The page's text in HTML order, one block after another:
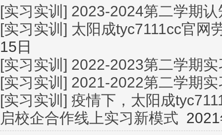
[实习实训] 2023-2024第二学期
[实习实训] 太阳成tyc7111cc官网
15日
[实习实训] 2022-2023第二学期
[实习实训] 2021-2022第二学期
[实习实训] 疫情下，太阳成
启校企合作线上实习新模式